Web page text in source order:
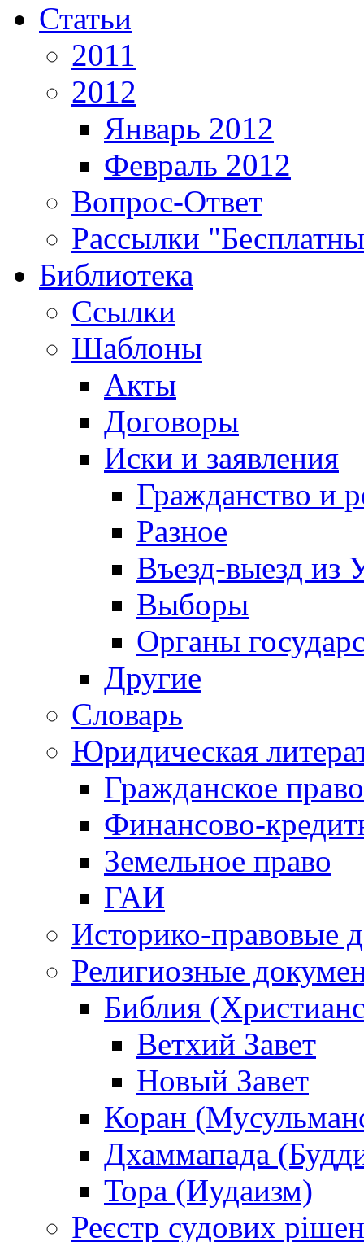
Статьи
2011
2012
Январь 2012
Февраль 2012
Вопрос-Ответ
Рассылки
Библиотека
Ссылки
Шаблоны
Акты
Договоры
Иски и заявления
Гражданство и
Разное
Въезд-выезд из
Выборы
Органы
Другие
Словарь
Юридическая
Гражданское право
Финансово-
Земельное право
ГАИ
Историко-правовые
Религиозные
Библия
Ветхий Завет
Новый Завет
Коран
Дхаммапада
Тора (Иудаизм)
Реєстр судових